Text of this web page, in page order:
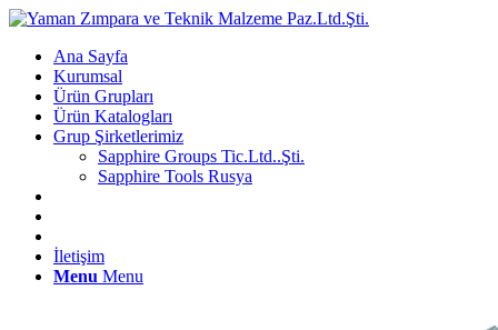
Ana Sayfa
Kurumsal
Ürün Grupları
Ürün Katalogları
Grup Şirketlerimiz
Sapphire Groups Tic.Ltd..Şti.
Sapphire Tools Rusya
İletişim
Menu Menu